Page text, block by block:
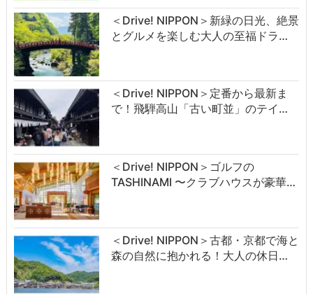
＜Drive! NIPPON＞新緑の日光、絶景
とグルメを楽しむ大人の至福ドラ…
＜Drive! NIPPON＞定番から最新ま
で！飛騨高山「古い町並」のテイ…
＜Drive! NIPPON＞ゴルフの
TASHINAMI 〜クラブハウスが豪華…
＜Drive! NIPPON＞古都・京都で海と
森の自然に抱かれる！大人の休日…